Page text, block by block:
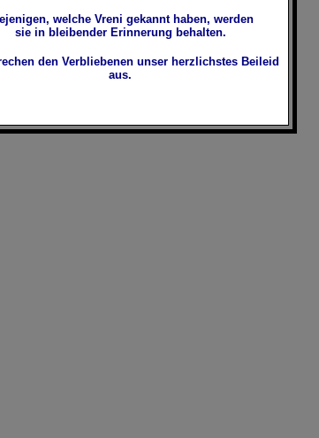
welche Vreni gekannt haben, werden
sie in bleibender Erinnerung behalten.
den Verbliebenen unser herzlichstes Beileid
aus.